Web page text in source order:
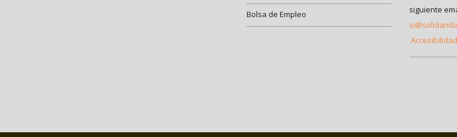
Bolsa de Empleo
siguiente
Accesibilidad